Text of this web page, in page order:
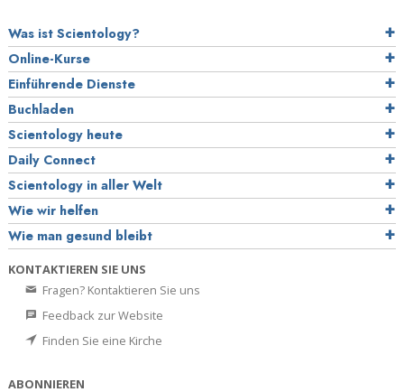
Was ist Scientology?
Online-Kurse
Einführende Dienste
Buchladen
Scientology heute
Daily Connect
Scientology in aller Welt
Wie wir helfen
Wie man gesund bleibt
KONTAKTIEREN SIE UNS
Fragen? Kontaktieren Sie uns
Feedback zur Website
Finden Sie eine Kirche
ABONNIEREN